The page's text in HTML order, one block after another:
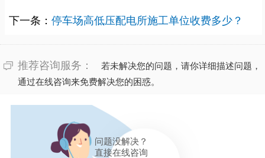
下一条： 停车场高低压配电所施工单位收费多少？
推荐咨询服务：
若未解决您的问题，请你详细描述问题，
通过在线咨询来免费解决您的困惑。
问题没解决？
直接在线咨询